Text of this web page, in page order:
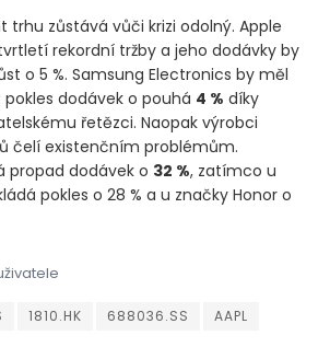
trhu zůstává vůči krizi odolný. Apple
rekordní tržby a jeho dodávky by
o 5 %. Samsung Electronics by měl
dodávek o pouhá 4 % díky
řetězci. Naopak výrobci
čelí existenčním problémům.
propad dodávek o 32 %, zatímco u
pokles o 28 % a u značky Honor o
směřuje k nejprudšímu ročnímu
1810.HK 688036.SS AAPL